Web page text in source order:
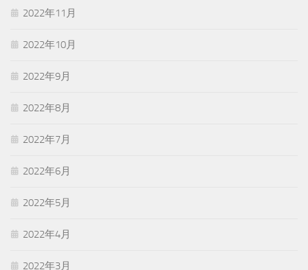
2022年11月
2022年10月
2022年9月
2022年8月
2022年7月
2022年6月
2022年5月
2022年4月
2022年3月